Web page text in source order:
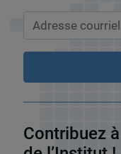
Contribuez